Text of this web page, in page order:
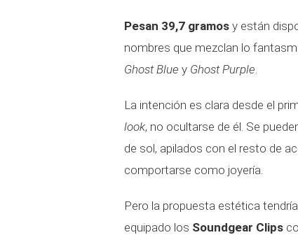
Pesan 39,7 gramos y están
nombres que mezclan lo
Ghost Blue y Ghost Purple.
La intención es clara desde el
look, no ocultarse de él. Se
de sol, apilados con el resto de
comportarse como joyería.
Pero la propuesta estética
equipado los Soundgear Clips